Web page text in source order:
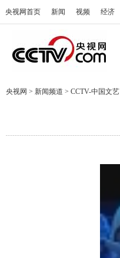
央视网首页 新闻 视频 经济
央视网 > 新闻频道 > CCTV-中国文艺